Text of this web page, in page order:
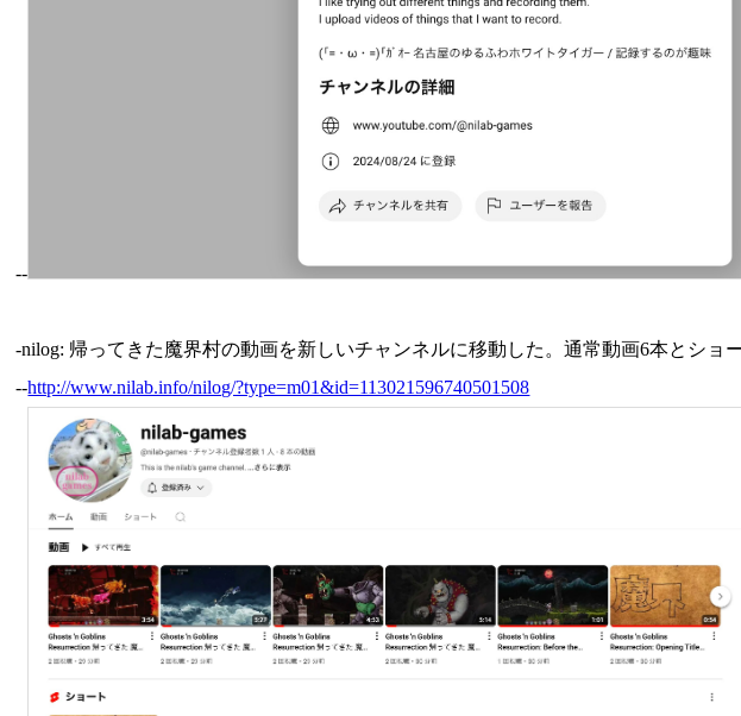
--
-nilog: 帰ってきた魔界村の動画を新しいチャンネルに移動した。通常動画6本とショー
--http://www.nilab.info/nilog/?type=m01&id=113021596740501508